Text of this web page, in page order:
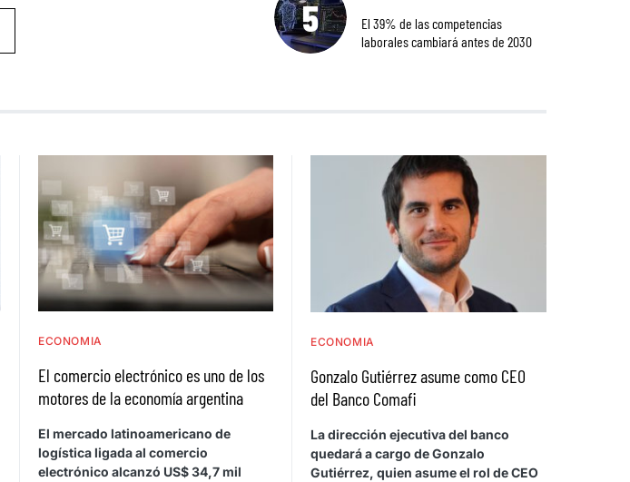
El 39% de las competencias
laborales cambiará antes de 2030
ECONOMIA
El comercio electrónico es uno de los
motores de la economía argentina
El mercado latinoamericano de
logística ligada al comercio
electrónico alcanzó US$ 34,7 mil
ECONOMIA
Gonzalo Gutiérrez asume como CEO
del Banco Comafi
La dirección ejecutiva del banco
quedará a cargo de Gonzalo
Gutiérrez, quien asume el rol de CEO